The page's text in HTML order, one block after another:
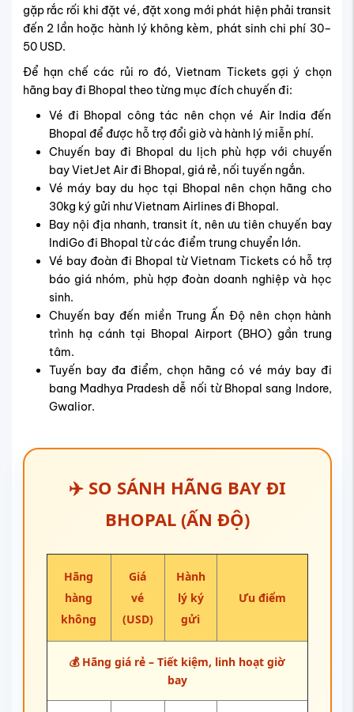
gặp rắc rối khi đặt vé, đặt xong mới phát hiện phải transit
đến 2 lần hoặc hành lý không kèm, phát sinh chi phí 30–
50 USD.
Để hạn chế các rủi ro đó, Vietnam Tickets gợi ý chọn
hãng bay đi Bhopal theo từng mục đích chuyến đi:
Vé đi Bhopal công tác nên chọn vé Air India đến
Bhopal để được hỗ trợ đổi giờ và hành lý miễn phí.
Chuyến bay đi Bhopal du lịch phù hợp với chuyến
bay VietJet Air đi Bhopal, giá rẻ, nối tuyến ngắn.
Vé máy bay du học tại Bhopal nên chọn hãng cho
30kg ký gửi như Vietnam Airlines đi Bhopal.
Bay nội địa nhanh, transit ít, nên ưu tiên chuyến bay
IndiGo đi Bhopal từ các điểm trung chuyển lớn.
Vé bay đoàn đi Bhopal từ Vietnam Tickets có hỗ trợ
báo giá nhóm, phù hợp đoàn doanh nghiệp và học
sinh.
Chuyến bay đến miền Trung Ấn Độ nên chọn hành
trình hạ cánh tại Bhopal Airport (BHO) gần trung
tâm.
Tuyến bay đa điểm, chọn hãng có vé máy bay đi
bang Madhya Pradesh dễ nối từ Bhopal sang Indore,
Gwalior.
✈️ SO SÁNH HÃNG BAY ĐI
BHOPAL (ẤN ĐỘ)
Hãng
hàng
không
Giá
vé
(USD)
Hành
lý ký
gửi
Ưu điểm
💰 Hãng giá rẻ – Tiết kiệm, linh hoạt giờ
bay